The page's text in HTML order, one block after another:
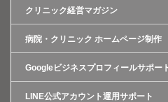
クリニック経営マガジン
病院・クリニック ホームページ制作
Googleビジネスプロフィールサポー
LINE公式アカウント運用サポート